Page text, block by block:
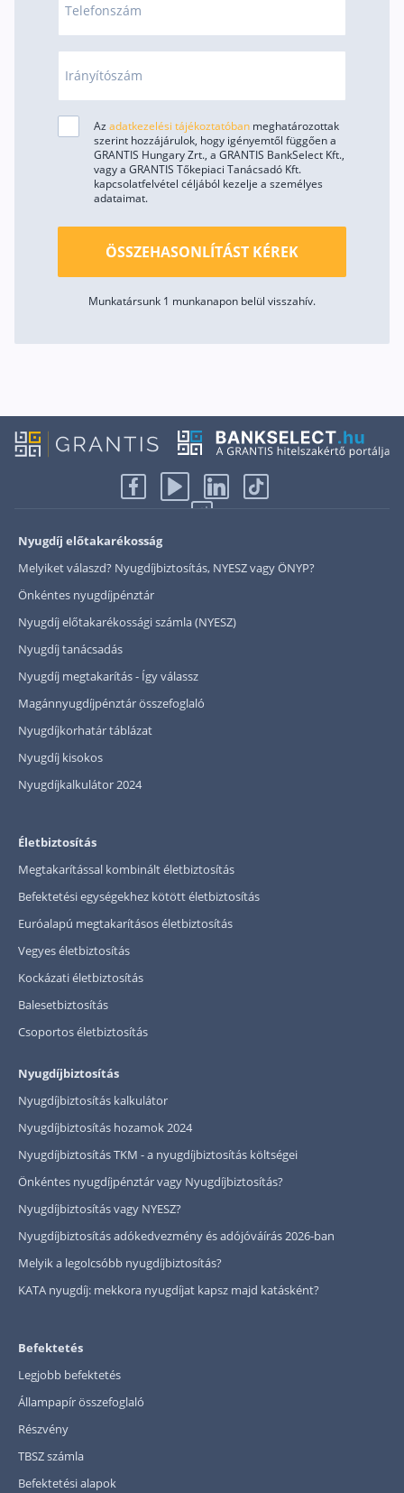
Telefonszám
Irányítószám
Az adatkezelési tájékoztatóban meghatározottak
szerint hozzájárulok, hogy igényemtől függően a
GRANTIS Hungary Zrt., a GRANTIS BankSelect Kft.,
vagy a GRANTIS Tőkepiaci Tanácsadó Kft.
kapcsolatfelvétel céljából kezelje a személyes
adataimat.
ÖSSZEHASONLÍTÁST KÉREK
Munkatársunk 1 munkanapon belül visszahív.
Nyugdíj előtakarékosság
Melyiket válaszd? Nyugdíjbiztosítás, NYESZ vagy ÖNYP?
Önkéntes nyugdíjpénztár
Nyugdíj előtakarékossági számla (NYESZ)
Nyugdíj tanácsadás
Nyugdíj megtakarítás - Így válassz
Magánnyugdíjpénztár összefoglaló
Nyugdíjkorhatár táblázat
Nyugdíj kisokos
Nyugdíjkalkulátor 2024
Életbiztosítás
Megtakarítással kombinált életbiztosítás
Befektetési egységekhez kötött életbiztosítás
Euróalapú megtakarításos életbiztosítás
Vegyes életbiztosítás
Kockázati életbiztosítás
Balesetbiztosítás
Csoportos életbiztosítás
Nyugdíjbiztosítás
Nyugdíjbiztosítás kalkulátor
Nyugdíjbiztosítás hozamok 2024
Nyugdíjbiztosítás TKM - a nyugdíjbiztosítás költségei
Önkéntes nyugdíjpénztár vagy Nyugdíjbiztosítás?
Nyugdíjbiztosítás vagy NYESZ?
Nyugdíjbiztosítás adókedvezmény és adójóváírás 2026-ban
Melyik a legolcsóbb nyugdíjbiztosítás?
KATA nyugdíj: mekkora nyugdíjat kapsz majd katásként?
Befektetés
Legjobb befektetés
Állampapír összefoglaló
Részvény
TBSZ számla
Befektetési alapok